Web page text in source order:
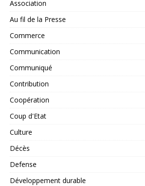
Association
Au fil de la Presse
Commerce
Communication
Communiqué
Contribution
Coopération
Coup d'Etat
Culture
Décès
Defense
Développement durable